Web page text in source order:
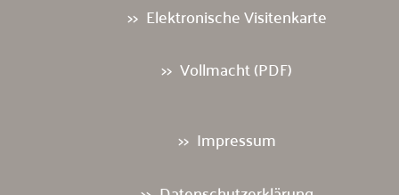
Elektronische Visitenkarte
Vollmacht (PDF)
Impressum